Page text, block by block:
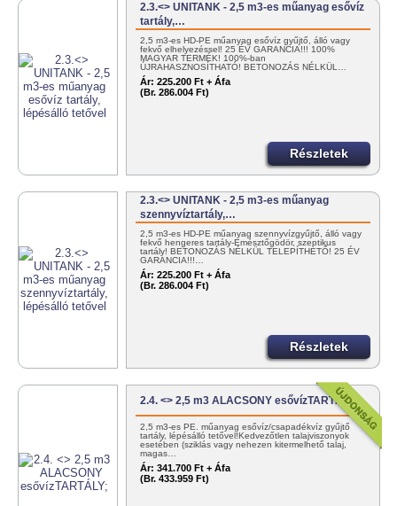
2.3.<> UNITANK - 2,5 m3-es műanyag esővíz
tartály,…
2,5 m3-es HD-PE műanyag esővíz gyűjtő, álló vagy
fekvő elhelyezéssel! 25 ÉV GARANCIA!!! 100%
MAGYAR TERMÉK! 100%-ban
ÚJRAHASZNOSÍTHATÓ! BETONOZÁS NÉLKÜL…
Ár: 225.200 Ft + Áfa
(Br. 286.004 Ft)
Részletek
2.3.<> UNITANK - 2,5 m3-es műanyag
szennyvíztartály,…
2,5 m3-es HD-PE műanyag szennyvízgyűjtő, álló vagy
fekvő hengeres tartály-Emésztőgödör, szeptikus
tartály! BETONOZÁS NÉLKÜL TELEPÍTHETŐ! 25 ÉV
GARANCIA!!!…
Ár: 225.200 Ft + Áfa
(Br. 286.004 Ft)
Részletek
2.4. <> 2,5 m3 ALACSONY esővízTARTÁLY;
2,5 m3-es PE. műanyag esővíz/csapadékvíz gyűjtő
tartály, lépésálló tetővel!Kedvezőtlen talajviszonyok
esetében (sziklás vagy nehezen kitermelhető talaj,
magas…
Ár: 341.700 Ft + Áfa
(Br. 433.959 Ft)